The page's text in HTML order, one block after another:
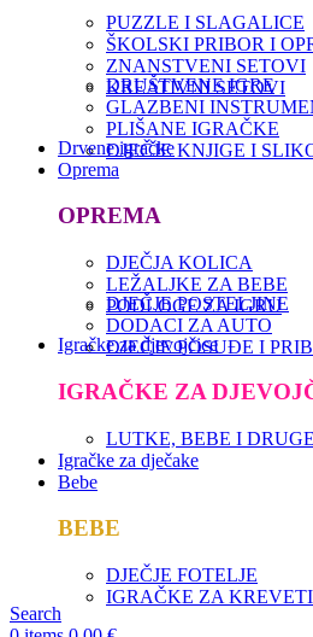
PUZZLE I SLAGALICE
ŠKOLSKI PRIBOR I
ZNANSTVENI SETOVI
KREATIVNI SETOVI
DRUŠTVENE IGRE
GLAZBENI
PLIŠANE IGRAČKE
DJEČJE KNJIGE I
Drvene igračke
Oprema
OPREMA
DJEČJA KOLICA
LEŽALJKE ZA BEBE
PODLOGE ZA IGRU
DJEČJE POSTELJINE
DODACI ZA AUTO
DJEČJE POSUĐE I
Igračke za djevojčice
IGRAČKE ZA
LUTKE, BEBE I
Igračke za dječake
Bebe
BEBE
DJEČJE FOTELJE
IGRAČKE ZA
Search